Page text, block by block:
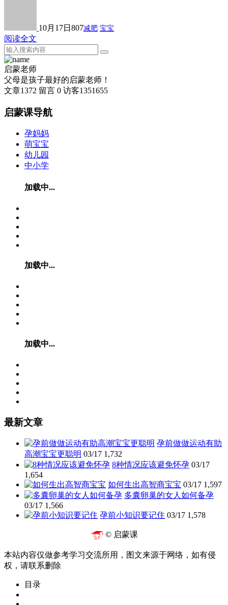
10月17日 807减肥 宝宝
阅读全文
启蒙老师
父母是孩子最好的启蒙老师！
文章1372 留言 0 访客1351655
启蒙课导航
孕妈妈
萌宝宝
幼儿园
中小学
加载中...
加载中...
加载中...
最新文章
孕前做做运动有助
高潮宝宝更聪明 03/17 1,732
8种情况应该避免怀孕 03/17
1,654
如何生出高智商宝宝 03/17 1,597
多囊卵巢的女人如何备孕
03/17 1,566
孕前小知识要记住 03/17 1,578
© 启蒙课
本站内容仅做参考学习交流所用，图文来源于网络，如有侵
权，请联系删除
目录